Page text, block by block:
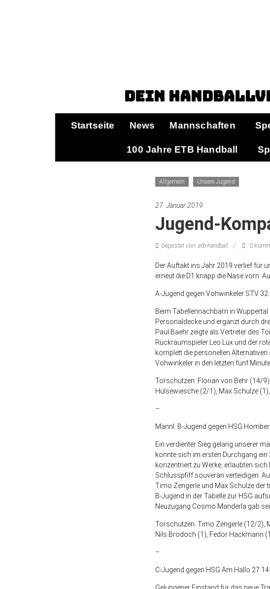
Dein
Startseite News Mannschaften
100 Jahre ETB Handball
Allgemein Unsere Jugend
27. Januar 2019
Jugend-
Gepostet von: etb-handball 0
Der Auftakt ins Jahr 2019 verlief für
erneut die D1 knapp die Nase vorn.
A-Jugend gegen Vohwinkeler STV
Beim Tabellennachbarn in
Personaldecke und ergänzt durch
Paul Baehr zeigte als Vertreter des
Rückraumspieler Leo Lux und der
komplett die personellen
Vohwinkeler in den letzten fünf
Torschützen: Florian von Behr (14/
Hülsewiesche (2/1), Max Schulze
–
Männl. B-Jugend gegen HSG
Ein verdienter Sieg gelang unserer
konnte sich im ersten Durchgang
konzentriert zu Werke, erlaubten
Schlusspfiff souverän verteidigen.
Timo Zengerle und Max Schulze
B-Jugend in der Tabelle zur HSG
Neuzugang Cosmo Manderla gab
Torschützen: Timo Zengerle (12/2),
Nils Brodoch (1), Fedor Hackmann
–
C-Jugend gegen HSG Am Hallo